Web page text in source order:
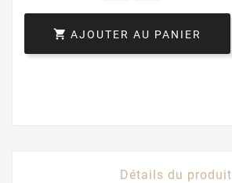
 AJOUTER AU PANIER
Détails du produit